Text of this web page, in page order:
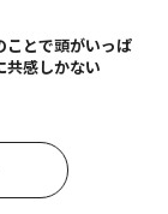
ことで頭がいっぱ
共感しかない